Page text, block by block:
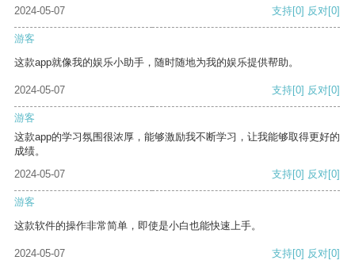
2024-05-07 支持[0] 反对[0]
游客
这款app就像我的娱乐小助手，随时随地为我的娱乐提供帮助。
2024-05-07 支持[0] 反对[0]
游客
这款app的学习氛围很浓厚，能够激励我不断学习，让我能够取得更好的
成绩。
2024-05-07
支持[0] 反对[0]
游客
这款软件的操作非常简单，即使是小白也能快速上手。
2024-05-07 支持[0] 反对[0]